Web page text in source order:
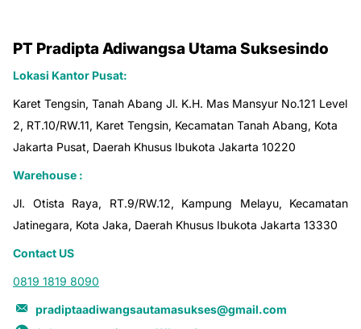
PT Pradipta Adiwangsa Utama Suksesindo
Lokasi Kantor Pusat:
Karet Tengsin, Tanah Abang Jl. K.H. Mas Mansyur No.121 Level
2, RT.10/RW.11, Karet Tengsin, Kecamatan Tanah Abang, Kota
Jakarta Pusat, Daerah Khusus Ibukota Jakarta 10220
Warehouse :
Jl. Otista Raya, RT.9/RW.12, Kampung Melayu, Kecamatan
Jatinegara, Kota Jaka, Daerah Khusus Ibukota Jakarta 13330
Contact US
0819 1819 8090
pradiptaadiwangsautamasukses@gmail.com